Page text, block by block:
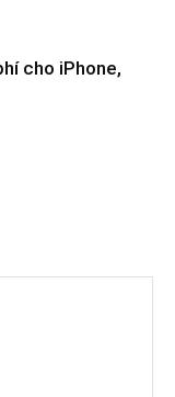
cho iPhone,